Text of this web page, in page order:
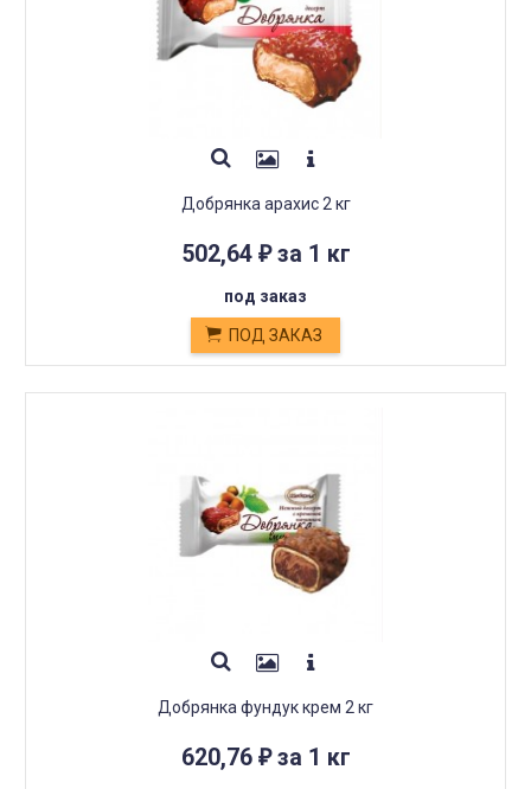
Добрянка арахис 2 кг
502,64 ₽за 1 кг
под заказ
ПОД ЗАКАЗ
Добрянка фундук крем 2 кг
620,76 ₽за 1 кг